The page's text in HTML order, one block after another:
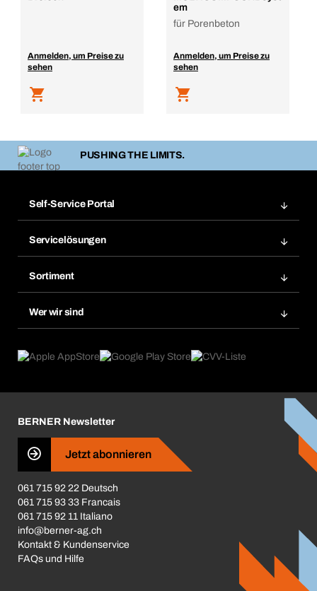
Anmelden, um Preise zu
sehen
em
für Porenbeton
Anmelden, um Preise zu
sehen
PUSHING THE LIMITS.
Self-Service Portal
Merklisten
Nachbestellung
Dauerauftrag
Servicelösungen
Gefahrenstoffdatenbank
eProcurement
Produktfinder
Sortiment
Wer wir sind
Was uns antreibt
Business Conduct
BERNER Newsletter
Jetzt abonnieren
061 715 92 22 Deutsch
061 715 93 33 Francais
061 715 92 11 Italiano
info@berner-ag.ch
Kontakt & Kundenservice
FAQs und Hilfe